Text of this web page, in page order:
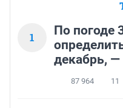
1
По погоде
декабрь,
87 964 11